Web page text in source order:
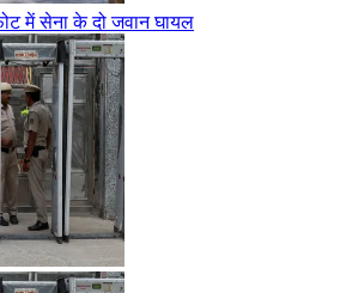
में सेना के दो जवान घायल